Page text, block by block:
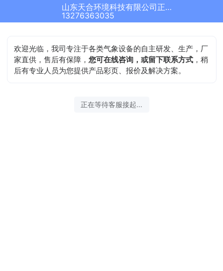
山东天合环境科技有限公司正在为您服务
13276363035
欢迎光临，我司专注于各类气象设备的自主研发、生产，厂
家直供，售后有保障，您可在线咨询，或留下联系方式 ，稍
后有专业人员为您提供产品彩页、报价及解决方案。
正在等待客服接起...